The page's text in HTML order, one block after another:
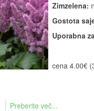
Zimzelena:
Gostota
Uporabna
cena 4.00€
Preberite več...